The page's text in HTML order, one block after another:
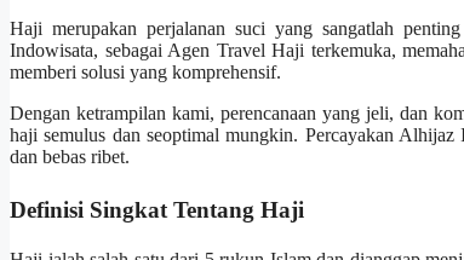
Haji merupakan perjalanan suci yang sangatlah
Indowisata, sebagai Agen Travel Haji terkemuka,
memberi solusi yang komprehensif.
Dengan ketrampilan kami, perencanaan yang jeli, dan
haji semulus dan seoptimal mungkin. Percayakan
dan bebas ribet.
Definisi Singkat Tentang Haji